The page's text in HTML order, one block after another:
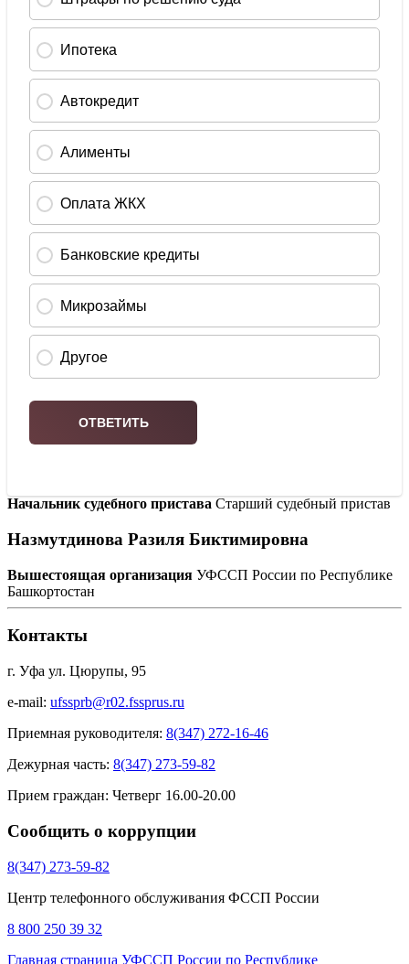
Начальник судебного пристава Старший судебный пристав
Назмутдинова Разиля Биктимировна
Вышестоящая организация УФССП России по Республике
Башкортостан
Контакты
г. Уфа ул. Цюрупы, 95
e-mail: ufssprb@r02.fssprus.ru
Приемная руководителя: 8(347) 272-16-46
Дежурная часть: 8(347) 273-59-82
Прием граждан: Четверг 16.00-20.00
Сообщить о коррупции
8(347) 273-59-82
Центр телефонного обслуживания ФССП России
8 800 250 39 32
Главная страница УФССП России по Республике